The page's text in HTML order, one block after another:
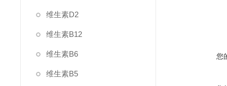
维生素D2
维生素B12
维生素B6
维生素B5
您